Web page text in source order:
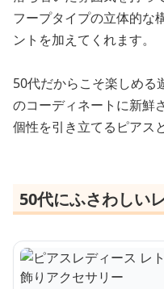
フープタイプの立体的な
ントを加えてくれます。
50代だからこそ楽しめる
のコーディネートに新鮮
個性を引き立てるピアス
50代にふさわしい